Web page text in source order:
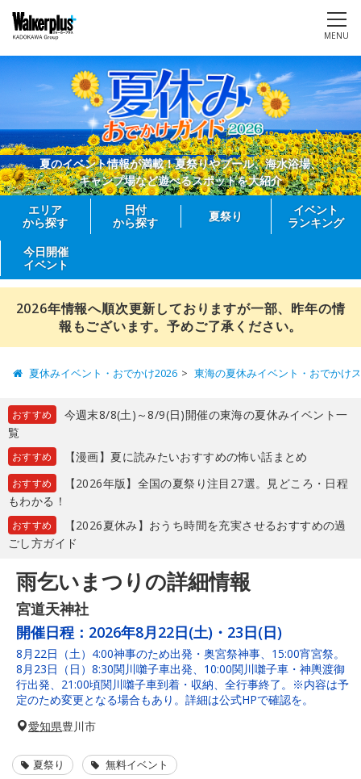
MENU
夏のイベント情報が満載！夏祭りやプール、海水浴場、
キャンプ場など遊べるスポットを大紹介
エリア
から探す
日付
から探す
夏祭り
イベント
ランキング
今日開催
イベント
2026年情報へ順次更新しておりますが一部、昨年の情
報もございます。予めご了承ください。
夏休みイベント・おでかけ2026 東海の夏休みイベント・おでかけ
おすすめ
今週末8/8(土)～8/9(日)開催の東海の夏休みイベント一
覧
おすすめ 【漫画】夏に読みたいおすすめの怖い話まとめ
おすすめ
【2026年版】全国の夏祭り注目27選。見どころ・日程
もわかる！
おすすめ
【2026夏休み】おうち時間を充実させるおすすめの過
ごし方ガイド
雨乞いまつりの詳細情報
宮道天神社
開催日程： 2026年8月22日(土)・23日(日)
8月22日（土）4:00神事のため出発・奥宮祭神事、15:00宵宮祭。
8月23日（日）8:30関川囃子車出発、10:00関川囃子車・神輿渡御
行出発、21:00頃関川囃子車到着・収納、全行事終了。※内容は予
定のため変更となる場合もあり。詳細は公式HPで確認を。
愛知県豊川市
夏祭り 無料イベント